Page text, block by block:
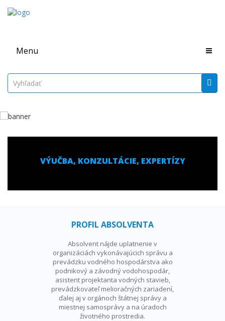
Menu
VÝUČBA, KONZULTÁCIE, EXPERTÍZY
PROFIL ABSOLVENTA
Absolvent nájde uplatnenie v
organizáciách vykonávajúcich správu a
prevádzku vodného hospodárstva ako
podnikový a závodný vodohospodár,
asistent projektanta vodných stavieb,
prevádzkovateľ melioračných zariadení,
ďalej aj v orgánoch štátnej správy a
miestnej samosprávy a na úradoch
životného prostredia.